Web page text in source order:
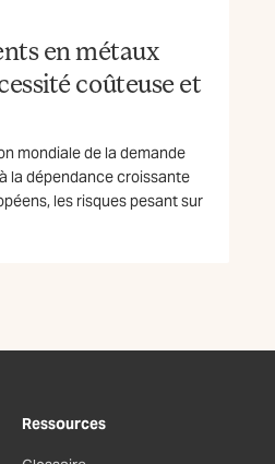
en métaux
coûteuse et
mondiale de la demande
la dépendance croissante
les risques pesant sur
Ressources